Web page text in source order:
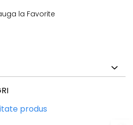
la Favorite
produs